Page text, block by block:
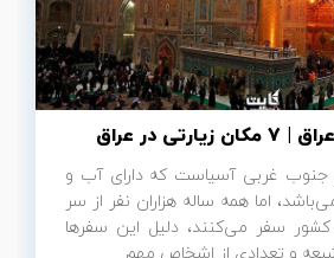
در عراق
جنوب غربی آسیاست که دارای آب و
اما همه ساله هزاران نفر از سر
سفر می‌کنند، دلیل این سفرها